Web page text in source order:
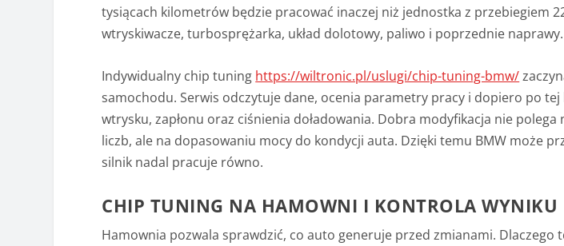
tysiącach kilometrów będzie pracować inaczej niż jednostka z przebiegiem
wtryskiwacze, turbosprężarka, układ dolotowy, paliwo i poprzednie naprawy.
Indywidualny chip tuning https://wiltronic.pl/uslugi/chip-tuning-bmw/
samochodu. Serwis odczytuje dane, ocenia parametry pracy i dopiero po
wtrysku, zapłonu oraz ciśnienia doładowania. Dobra modyfikacja nie polega
liczb, ale na dopasowaniu mocy do kondycji auta. Dzięki temu BMW może
silnik nadal pracuje równo.
CHIP TUNING NA HAMOWNI I KONTROLA WYNIKU
Hamownia pozwala sprawdzić, co auto generuje przed zmianami. Dlaczego